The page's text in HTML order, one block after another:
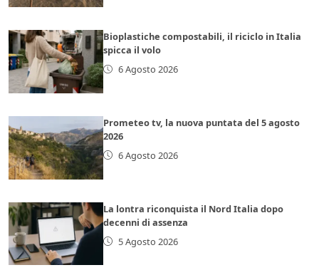
Bioplastiche compostabili, il riciclo in Italia
spicca il volo
6 Agosto 2026
Prometeo tv, la nuova puntata del 5 agosto
2026
6 Agosto 2026
La lontra riconquista il Nord Italia dopo
decenni di assenza
5 Agosto 2026